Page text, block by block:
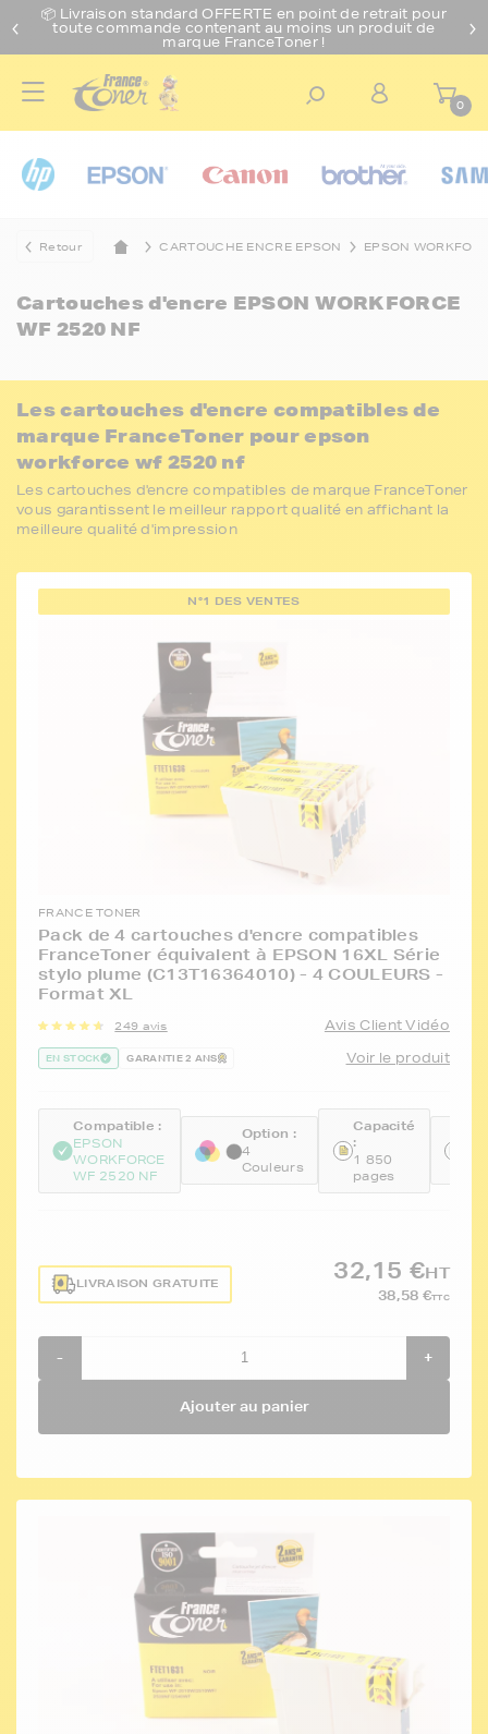
📦 Livraison standard OFFERTE en point de retrait pour
toute commande contenant au moins un produit de
marque FranceToner !
0
Retour CARTOUCHE ENCRE EPSON EPSON
Cartouches d'encre EPSON WORKFORCE
WF 2520 NF
Les cartouches d'encre compatibles de
marque FranceToner pour epson
workforce wf 2520 nf
Les cartouches d'encre compatibles de marque FranceToner
vous garantissent le meilleur rapport qualité en affichant la
meilleure qualité d'impression
N°1 DES VENTES
FRANCE TONER
Pack de 4 cartouches d'encre compatibles
FranceToner équivalent à EPSON 16XL Série
stylo plume (C13T16364010) - 4 COULEURS -
Format XL
249 avis Avis Client Vidéo
EN STOCK GARANTIE 2 ANS Voir le produit
Compatible :
EPSON
WORKFORCE
WF 2520 NF
Option :
4
Couleurs
Capacité
:
1 850
pages
LIVRAISON GRATUITE
32,15 €HT
38,58 €TTC
- +
Ajouter au panier